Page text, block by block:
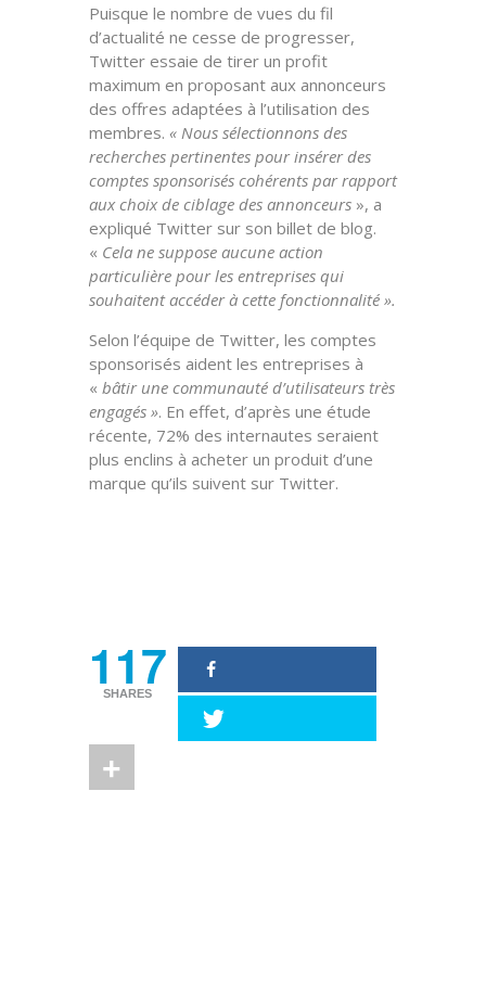
Puisque le nombre de vues du fil
d’actualité ne cesse de progresser,
Twitter essaie de tirer un profit
maximum en proposant aux annonceurs
des offres adaptées à l’utilisation des
membres. « Nous sélectionnons des
recherches pertinentes pour insérer des
comptes sponsorisés cohérentspar rapport
aux choix de ciblage des annonceurs», a
expliqué Twitter sur son billet de blog.
« Cela ne suppose aucune action
particulière pour les entreprises qui
souhaitent accéder à cette fonctionnalité ».
Selon l’équipe de Twitter, les comptes
sponsorisés aident les entreprises à
« bâtir une communauté d’utilisateurs très
engagés ». En effet, d’après une étude
récente, 72% des internautes seraient
plus enclins à acheter un produit d’une
marque qu’ils suivent sur Twitter.
117
SHARES